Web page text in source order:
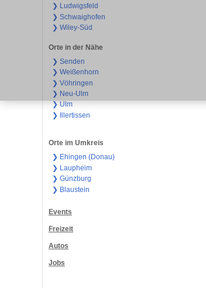
❯ Ludwigsfeld
❯ Schwaighofen
❯ Wiley-Süd
Orte in der Nähe
❯ Senden
❯ Weißenhorn
❯ Vöhringen
❯ Neu-Ulm
❯ Ulm
❯ Illertissen
Orte im Umkreis
❯ Ehingen (Donau)
❯ Laupheim
❯ Günzburg
❯ Blaustein
Events
Freizeit
Autos
Jobs